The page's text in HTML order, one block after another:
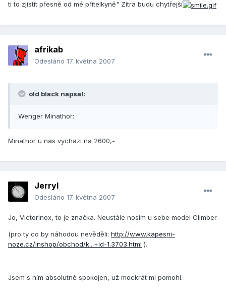
ti to zjistit přesně od mé přítelkyně" Zítra budu chytřejší
afrikab
Odesláno 17. května 2007
old black napsal:
Wenger Minathor:
Minathor u nas vychazi na 2600,-
Jerryl
Odesláno 17. května 2007
Jo, Victorinox, to je značka. Neustále nosím u sebe model Climber
(pro ty co by náhodou nevěděli: http://www.kapesni-
noze.cz/inshop/obchod/k...+id-1.3703.html ).
Jsem s ním absolutně spokojen, už mockrát mi pomohl.